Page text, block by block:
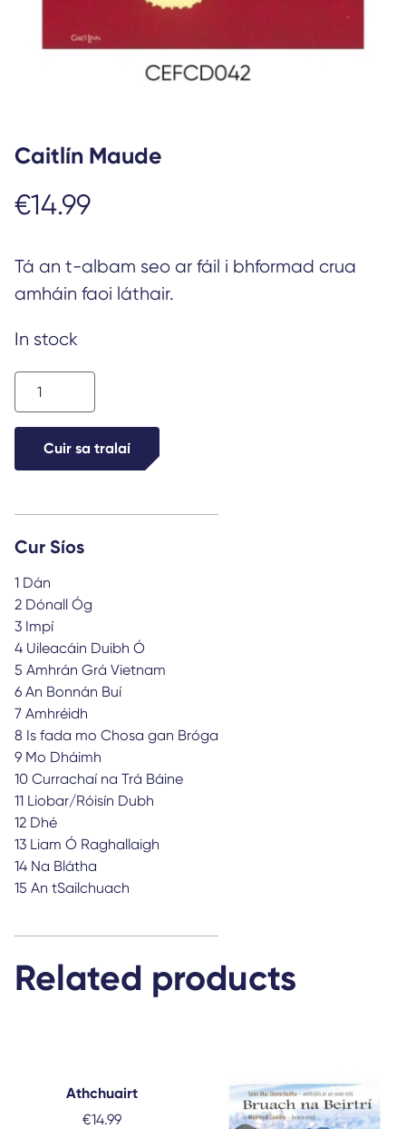
Caitlín Maude
€14.99
Tá an t-albam seo ar fáil i bhformad crua
amháin faoi láthair.
In stock
Caitlín
Maude
quantity
Cuir sa tralaí
Cur Síos
1 Dán
2 Dónall Óg
3 Impí
4 Uileacáin Duibh Ó
5 Amhrán Grá Vietnam
6 An Bonnán Buí
7 Amhréidh
8 Is fada mo Chosa gan Bróga
9 Mo Dháimh
10 Currachaí na Trá Báine
11 Liobar/Róisín Dubh
12 Dhé
13 Liam Ó Raghallaigh
14 Na Blátha
15 An tSailchuach
Related products
Athchuairt
€14.99